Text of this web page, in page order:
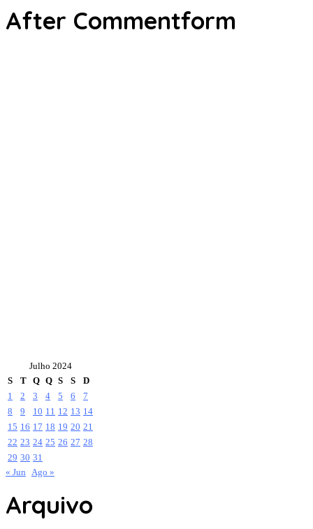
After Commentform
Julho 2024
S
T Q Q S S
D
1
2 3 4 5 6
7
8
9 10 11 12 13 14
15 16 17 18 19 20 21
22 23 24 25 26 27 28
29 30 31
« Jun Ago »
Arquivo